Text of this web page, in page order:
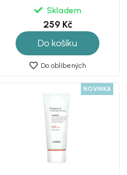
Skladem
259 Kč
Do košíku
Do oblíbených
NOVINKA